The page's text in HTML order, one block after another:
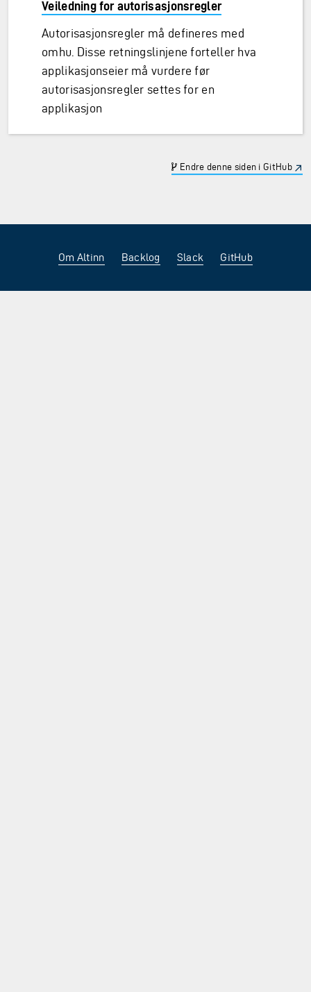
Veiledning for autorisasjonsregler
Autorisasjonsregler må defineres med
omhu. Disse retningslinjene forteller hva
applikasjonseier må vurdere før
autorisasjonsregler settes for en
applikasjon
Endre denne siden i GitHub
Om Altinn Backlog Slack GitHub